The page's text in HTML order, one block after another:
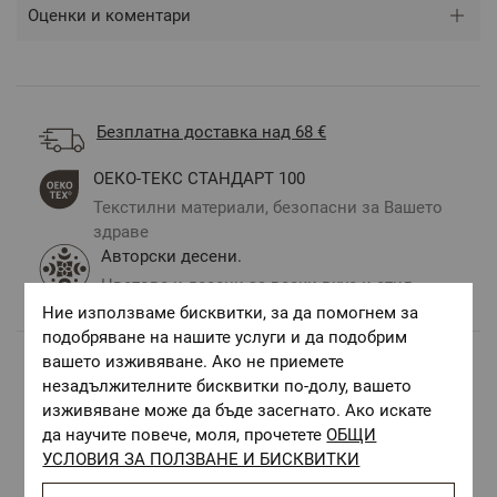
Оценки и коментари
Безплатна доставка над 68 €
ОЕКО-ТЕКС СТАНДАРТ 100
Текстилни материали, безопасни за Вашето
здраве
Авторски десени.
Цветове и десени за всеки вкус и стил
Комбинирай с
Ние използваме бисквитки, за да помогнем за
подобряване на нашите услуги и да подобрим
вашето изживяване. Ако не приемете
незадължителните бисквитки по-долу, вашето
изживяване може да бъде засегнато. Ако искате
да научите повече, моля, прочететеОБЩИ
УСЛОВИЯ ЗА ПОЛЗВАНЕ И БИСКВИТКИ